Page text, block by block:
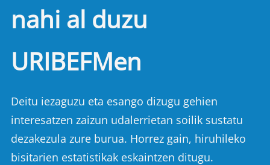
nahi al duzu
URIBEFMen
Deitu iezaguzu eta esango dizugu gehien
interesatzen zaizun udalerrietan soilik sustatu
dezakezula zure burua. Horrez gain, hiruhileko
bisitarien estatistikak eskaintzen ditugu.